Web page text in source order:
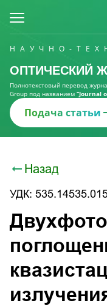
НАУЧНО-
ОПТИЧЕСКИЙ
Полнотекстовый перевод
Group под названием “Journal
Подача статьи
Назад
УДК: